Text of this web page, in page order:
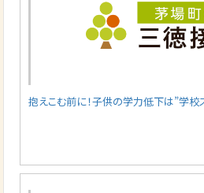
抱えこむ前に！子供の学力低下は”学校